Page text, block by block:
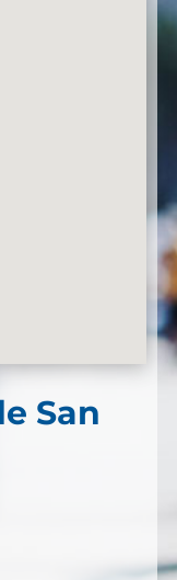
San